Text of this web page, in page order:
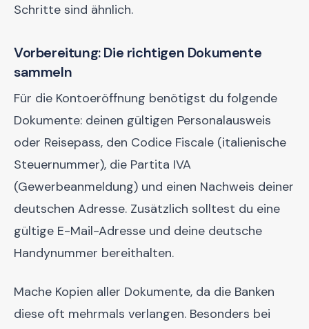
Schritte sind ähnlich.
Vorbereitung: Die richtigen Dokumente
sammeln
Für die Kontoeröffnung benötigst du folgende
Dokumente: deinen gültigen Personalausweis
oder Reisepass, den Codice Fiscale (italienische
Steuernummer), die Partita IVA
(Gewerbeanmeldung) und einen Nachweis deiner
deutschen Adresse. Zusätzlich solltest du eine
gültige E-Mail-Adresse und deine deutsche
Handynummer bereithalten.
Mache Kopien aller Dokumente, da die Banken
diese oft mehrmals verlangen. Besonders bei